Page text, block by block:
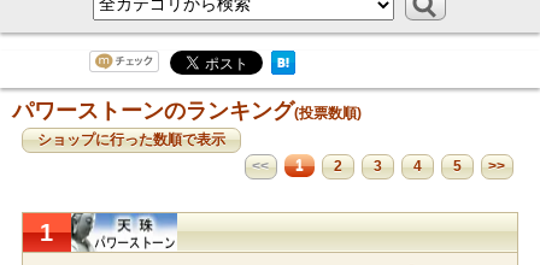
パワーストーンのランキング(投票数順)
ショップに行った数順で表示
<<
1 2 3 4 5 >>
1